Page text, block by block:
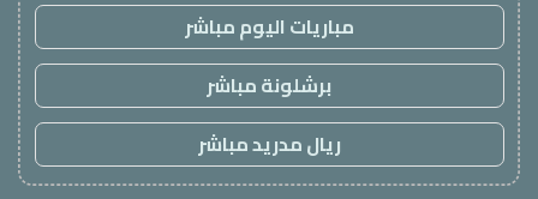
مباريات اليوم مباشر
برشلونة مباشر
ريال مدريد مباشر